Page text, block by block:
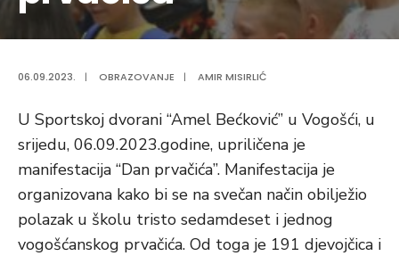
06.09.2023. | OBRAZOVANJE | AMIR MISIRLIĆ
U Sportskoj dvorani “Amel Bećković” u Vogošći, u
srijedu, 06.09.2023.godine, upriličena je
manifestacija “Dan prvačića”. Manifestacija je
organizovana kako bi se na svečan način obilježio
polazak u školu tristo sedamdeset i jednog
vogošćanskog prvačića. Od toga je 191 djevojčica i